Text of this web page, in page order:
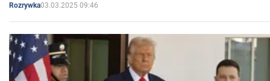
Rozrywka03.03.2025 09:46